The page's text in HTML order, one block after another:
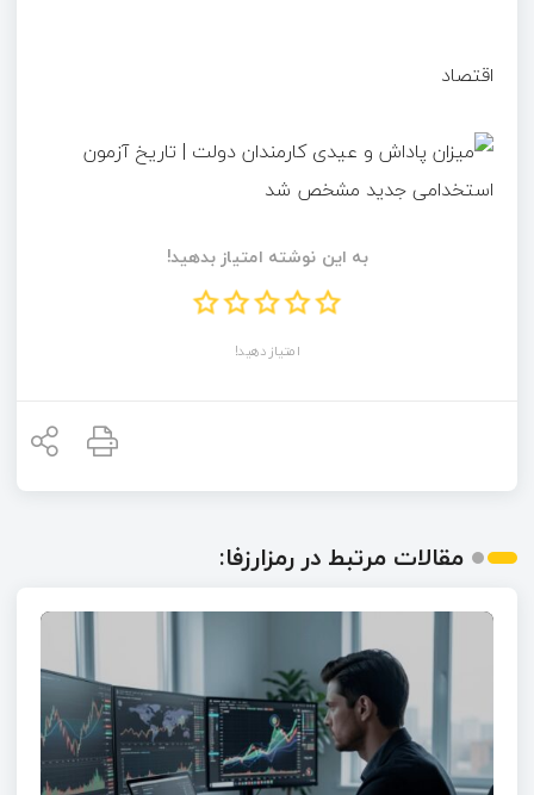
اقتصاد
به این نوشته امتیاز بدهید!
امتیاز دهید!
مقالات مرتبط در رمزارزفا: